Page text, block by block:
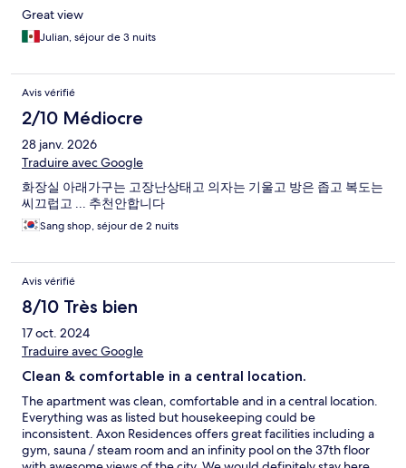
Great view
Julian, séjour de 3 nuits
Avis vérifié
2/10 Médiocre
28 janv. 2026
Traduire avec Google
화장실 아래가구는 고장난상태고 의자는 기울고 방은 좁고 복도는
씨끄럽고 ... 추천안합니다
Sang shop, séjour de 2 nuits
Avis vérifié
8/10 Très bien
17 oct. 2024
Traduire avec Google
Clean & comfortable in a central location.
The apartment was clean, comfortable and in a central location.
Everything was as listed but housekeeping could be
inconsistent. Axon Residences offers great facilities including a
gym, sauna / steam room and an infinity pool on the 37th floor